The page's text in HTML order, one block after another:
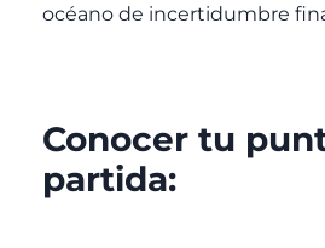
océano de incertidumbre
Conocer tu
partida: